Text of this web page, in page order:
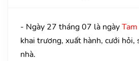
- Ngày 27 tháng 07 là ngày
khai trương, xuất hành, cưới hỏi,
nhà.